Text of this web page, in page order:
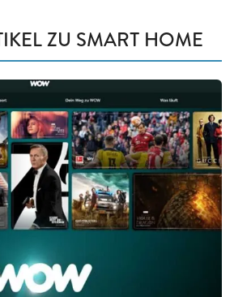
ZU SMART HOME